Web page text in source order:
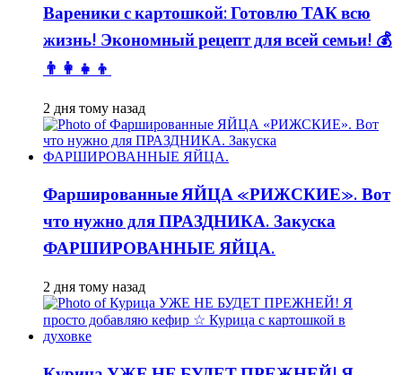
Вареники с картошкой: Готовлю ТАК всю
жизнь! Экономный рецепт для всей семьи! 💰
👨👩👧👦
2 дня тому назад
Фаршированные ЯЙЦА «РИЖСКИЕ». Вот
что нужно для ПРАЗДНИКА. Закуска
ФАРШИРОВАННЫЕ ЯЙЦА.
2 дня тому назад